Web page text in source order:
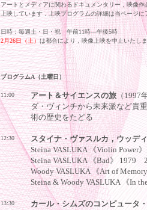
アートとメディアに関わるドキュメンタリー，映像
上映しています．上映プログラムの詳細は当ページ
日時：毎週土・日・祝 午前11時—午後5時
2月26日（土）は都合により，映像上映を中止いたし
プログラムA（土曜日）
11:00 アート＆サイエンスの旅 （1997
ダ・ヴィンチから未来派など貴
術の歴史をたどる
12:30
スタイナ・ヴァスルカ，ウッデ
Steina VASLUKA 《Violin Power
Steina VASLUKA 《Bad》 1979
Woody VASLUKA 《Art of
Steina & Woody VASLUKA 《In
13:30
カール・シムズのコンピュータ